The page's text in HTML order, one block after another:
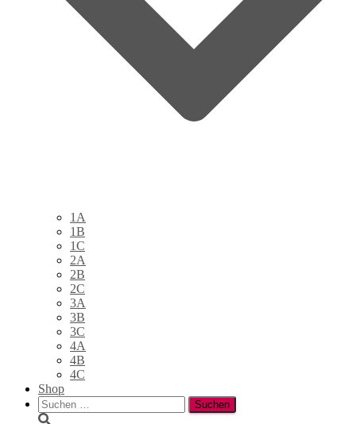
1A
1B
1C
2A
2B
2C
3A
3B
3C
4A
4B
4C
Shop
Suchen
nach: